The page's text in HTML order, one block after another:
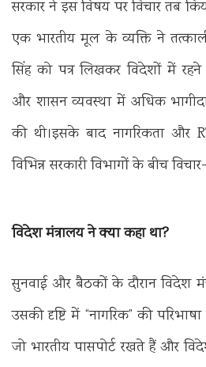
सरकार ने इस विषय पर विचार तब
एक भारतीय मूल के व्यक्ति ने
सिंह को पत्र लिखकर विदेशों में
और शासन व्यवस्था में अधिक
की थी।इसके बाद नागरिकता
विभिन्न सरकारी विभागों के बीच
विदेश मंत्रालय ने क्या कहा था?
सुनवाई और बैठकों के दौरान विदेश
उसकी दृष्टि में “नागरिक” की
जो भारतीय पासपोर्ट रखते हैं और